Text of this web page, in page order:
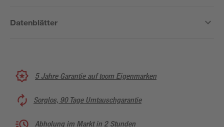
Datenblätter
5 Jahre Garantie auf toom Eigenmarken
Sorglos, 90 Tage Umtauschgarantie
Abholung im Markt in 2 Stunden